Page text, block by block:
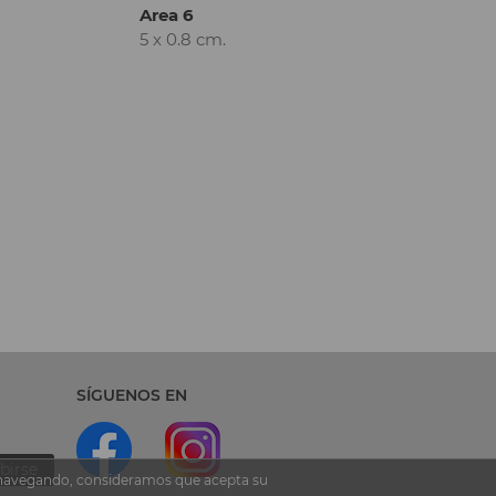
Area 6
5 x 0.8 cm.
SÍGUENOS EN
consideramos que acepta su